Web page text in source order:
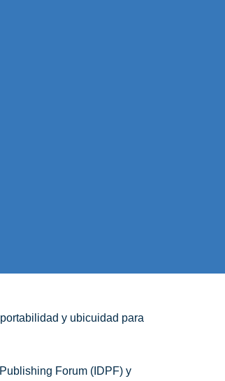
portabilidad y ubicuidad para
Publishing Forum (IDPF) y